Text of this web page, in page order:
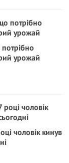
урожай
чоловік кинув